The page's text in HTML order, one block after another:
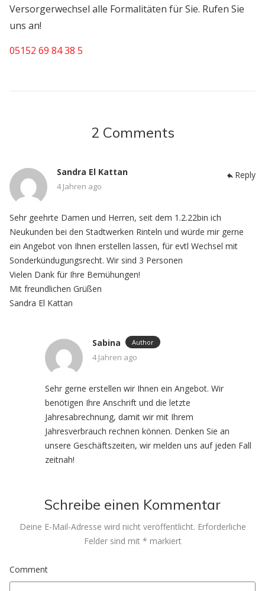
Versorgerwechsel alle Formalitäten für Sie. Rufen Sie
uns an!
05152 69 84 38 5
2 Comments
Sandra El Kattan
4 Jahren ago
Reply
Sehr geehrte Damen und Herren, seit dem 1.2.22bin ich
Neukunden bei den Stadtwerken Rinteln und würde mir gerne
ein Angebot von Ihnen erstellen lassen, für evtl Wechsel mit
Sonderkündugungsrecht. Wir sind 3 Personen
Vielen Dank für Ihre Bemühungen!
Mit freundlichen Grüßen
Sandra El Kattan
Sabina Author
4 Jahren ago
Sehr gerne erstellen wir Ihnen ein Angebot. Wir
benötigen Ihre Anschrift und die letzte
Jahresabrechnung, damit wir mit Ihrem
Jahresverbrauch rechnen können. Denken Sie an
unsere Geschäftszeiten, wir melden uns auf jeden Fall
zeitnah!
Schreibe einen Kommentar
Deine E-Mail-Adresse wird nicht veröffentlicht. Erforderliche
Felder sind mit * markiert
Comment